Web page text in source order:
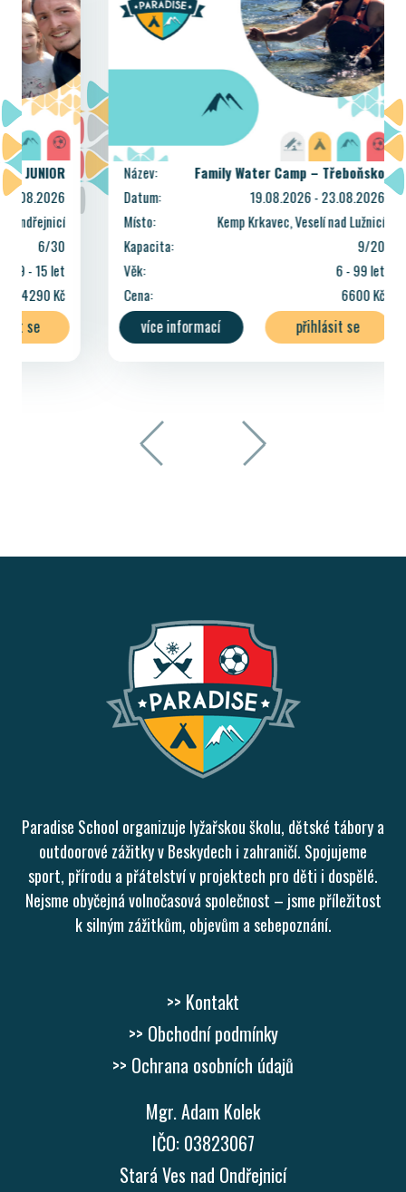
Název:
Family Water Camp – Třeboňsko
Datum:
19.08.2026 - 23.08.2026
Kemp Krkavec, Veselí nad Lužnicí
více informací přihlásit se
přihlásit bez registrace
Paradise School organizuje lyžařskou školu, dětské tábory a
outdoorové zážitky v Beskydech i zahraničí. Spojujeme
sport, přírodu a přátelství v projektech pro děti i dospělé.
Nejsme obyčejná volnočasová společnost – jsme příležitost
k silným zážitkům, objevům a sebepoznání.
>> Kontakt
>> Obchodní podmínky
>> Ochrana osobních údajů
Mgr. Adam Kolek
IČO: 03823067
Stará Ves nad Ondřejnicí